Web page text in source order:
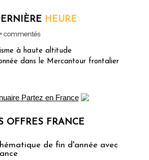
HEURE
commentés
à haute altitude
dans le Mercantour frontalier
OFFRES FRANCE
de fin d'année avec